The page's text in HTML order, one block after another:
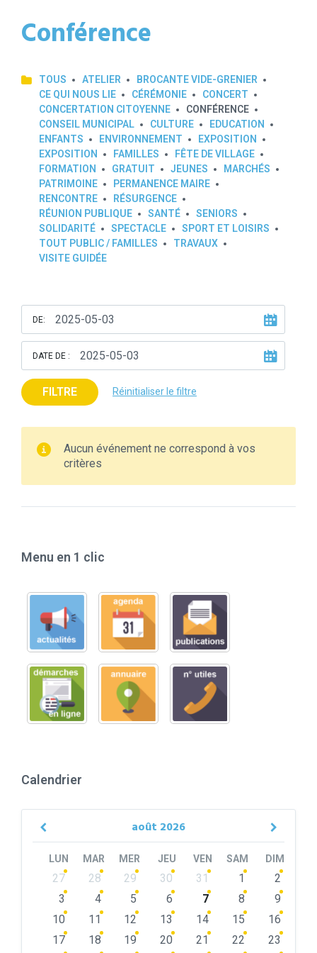
Conférence
TOUS ATELIER
BROCANTE VIDE-GRENIER
CE QUI NOUS LIE
CÉRÉMONIE
CONCERT
CONCERTATION CITOYENNE
CONFÉRENCE
CONSEIL MUNICIPAL
CULTURE
EDUCATION
ENFANTS
ENVIRONNEMENT
EXPOSITION
EXPOSITION
FAMILLES
FÊTE DE VILLAGE
FORMATION
GRATUIT JEUNES
MARCHÉS
PATRIMOINE
PERMANENCE MAIRE
RENCONTRE
RÉSURGENCE
RÉUNION PUBLIQUE
SANTÉ
SENIORS
SOLIDARITÉ
SPECTACLE
SPORT ET LOISIRS
TOUT PUBLIC / FAMILLES
TRAVAUX
VISITE GUIDÉE
DE:
DATE DE :
FILTRE Réinitialiser le filtre
Aucun événement ne correspond à vos
critères
Menu en 1 clic
Calendrier
août 2026
Previous
LUN MAR MER JEU VEN SAM DIM
Skip
calendar
27 28 29 30 31 1
2
3
4 5 6 7 8
9
10
11 12 13 14 15
16
17
18 19 20 21 22
23